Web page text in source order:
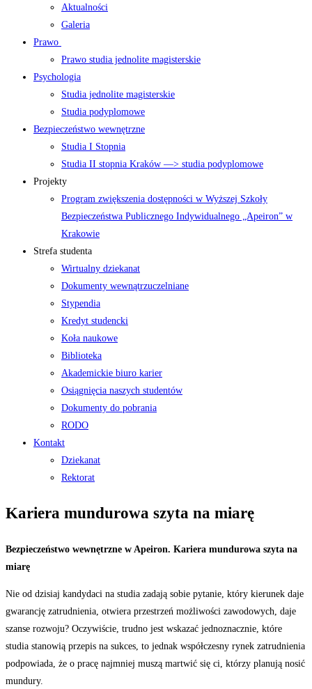
Aktualności
Galeria
Prawo
Prawo studia jednolite magisterskie
Psychologia
Studia jednolite magisterskie
Studia podyplomowe
Bezpieczeństwo wewnętrzne
Studia I Stopnia
Studia II stopnia Kraków —> studia podyplomowe
Projekty
Program zwiększenia dostępności w Wyższej Szkoły
Bezpieczeństwa Publicznego Indywidualnego „Apeiron” w
Krakowie
Strefa studenta
Wirtualny dziekanat
Dokumenty wewnątrzuczelniane
Stypendia
Kredyt studencki
Koła naukowe
Biblioteka
Akademickie biuro karier
Osiągnięcia naszych studentów
Dokumenty do pobrania
RODO
Kontakt
Dziekanat
Rektorat
Kariera mundurowa szyta na miarę
Bezpieczeństwo wewnętrzne w Apeiron. Kariera mundurowa szyta na
miarę
Nie od dzisiaj kandydaci na studia zadają sobie pytanie, który kierunek daje
gwarancję zatrudnienia, otwiera przestrzeń możliwości zawodowych, daje
szanse rozwoju? Oczywiście, trudno jest wskazać jednoznacznie, które
studia stanowią przepis na sukces, to jednak współczesny rynek zatrudnienia
podpowiada, że o pracę najmniej muszą martwić się ci, którzy planują nosić
mundury.